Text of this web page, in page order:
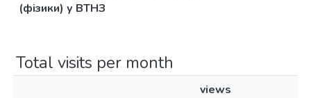
(фізики) у ВТНЗ
Total visits per month
views